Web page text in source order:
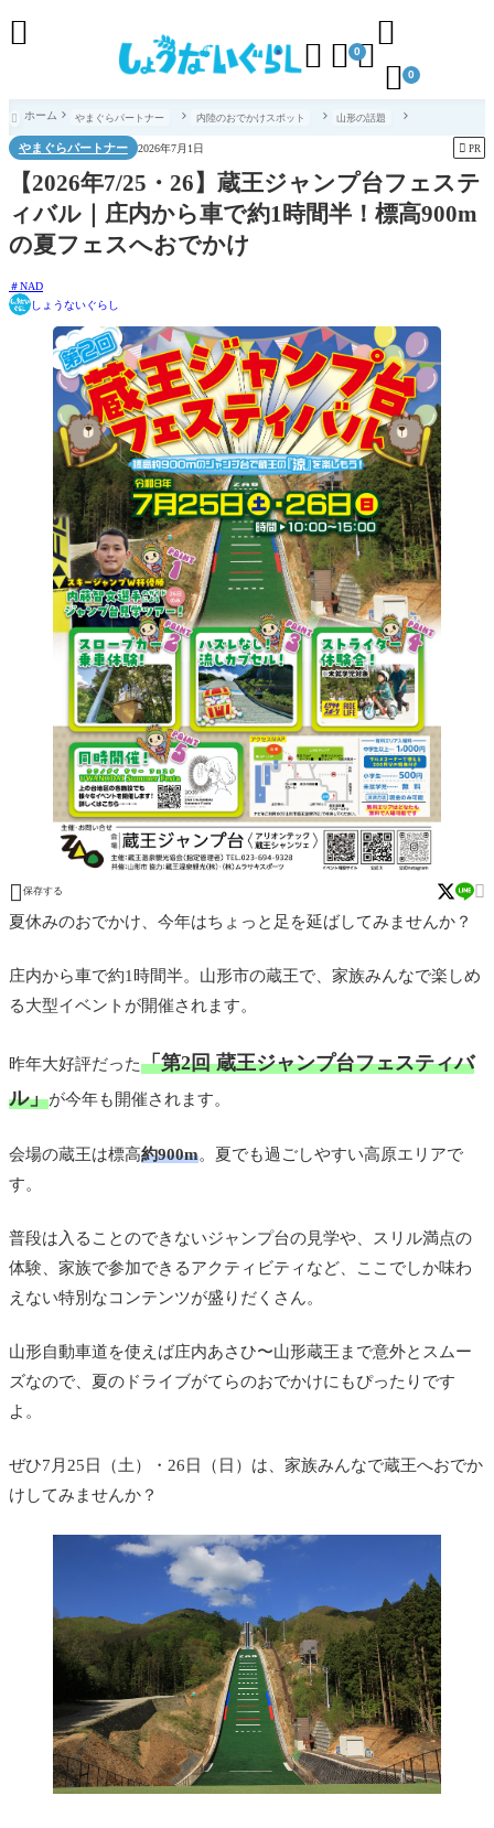
  0

 0

 ホーム やまぐらパートナー 内陸のおでかけスポット 山形の話題
やまぐらパートナー 2026年7月1日  PR
【2026年7/25・26】蔵王ジャンプ台フェステ
ィバル｜庄内から車で約1時間半！標高900m
の夏フェスへおでかけ
NAD
しょうないぐらし
 保存する 
夏休みのおでかけ、今年はちょっと足を延ばしてみませんか？
庄内から車で約1時間半。山形市の蔵王で、家族みんなで楽しめ
る大型イベントが開催されます。
昨年大好評だった「第2回 蔵王ジャンプ台フェスティバ
ル」が今年も開催されます。
会場の蔵王は標高約900m。夏でも過ごしやすい高原エリアで
す。
普段は入ることのできないジャンプ台の見学や、スリル満点の
体験、家族で参加できるアクティビティなど、ここでしか味わ
えない特別なコンテンツが盛りだくさん。
山形自動車道を使えば庄内あさひ〜山形蔵王まで意外とスムー
ズなので、夏のドライブがてらのおでかけにもぴったりです
よ。
ぜひ7月25日（土）・26日（日）は、家族みんなで蔵王へおでか
けしてみませんか？